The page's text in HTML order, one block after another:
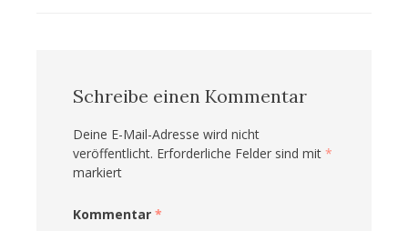
Schreibe einen Kommentar
Deine E-Mail-Adresse wird nicht
veröffentlicht. Erforderliche Felder sind mit *
markiert
Kommentar *